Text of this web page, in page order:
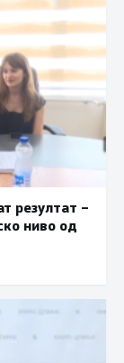
резултат –
ниво од